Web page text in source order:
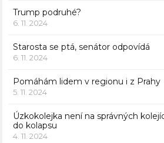
Trump podruhé?
6. 11. 2024
Starosta se ptá, senátor odpovídá
6. 11. 2024
Pomáhám lidem v regionu i z Prahy
5. 11. 2024
Úzkokolejka není na správných
do kolapsu
4. 11. 2024